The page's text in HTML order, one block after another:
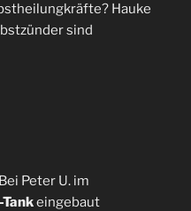
Hauke
sind
Peter U. im
eingebaut